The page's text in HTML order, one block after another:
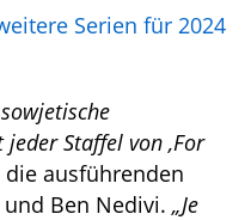
Serien für 2024
Staffel von ,For
die ausführenden
Ben Nedivi. „Je